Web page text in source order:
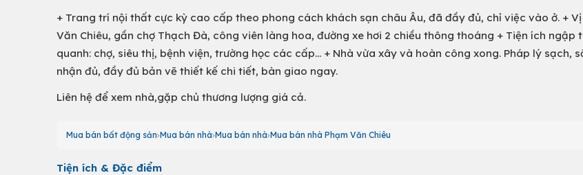
+ Trang trí nội thất cực kỳ cao cấp theo phong cách khách sạn châu Âu, đã đầy đủ, chỉ việc vào ở. + Vị
Văn Chiêu, gần chợ Thạch Đà, công viên làng hoa, đường xe hơi 2 chiều thông thoáng + Tiện ích ngập
quanh: chợ, siêu thị, bệnh viện, trường học các cấp... + Nhà vừa xây và hoàn công xong. Pháp lý sạch,
nhận đủ, đầy đủ bản vẽ thiết kế chi tiết, bàn giao ngay.
Liên hệ để xem nhà,gặp chủ thương lượng giá cả.
Mua bán bất động sản Mua bán nhà Mua bán nhà Mua bán nhà Phạm Văn Chiêu
Tiện ích & Đặc điểm